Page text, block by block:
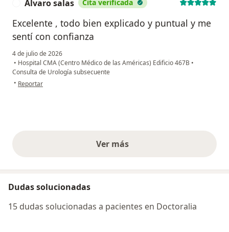
Álvaro salas Cita verificada
Excelente , todo bien explicado y puntual y me
sentí con confianza
4 de julio de 2026
• Hospital CMA (Centro Médico de las Américas) Edificio 467B •
Consulta de Urología subsecuente
• en opinión del usuario Álvaro salas
Reportar
Ver másopiniones anteriores
Dudas solucionadas
15 dudas solucionadas a pacientes en Doctoralia